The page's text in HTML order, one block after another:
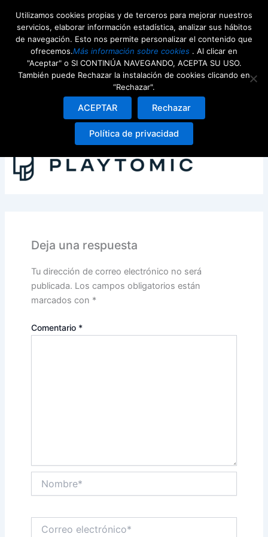
contenido
Playtomic_Logo_Horizontal_Navy_RGB-
1536×258
Deja un comentario / Por webdeenjoy/
Deja una respuesta
Tu dirección de correo electrónico no será
publicada. Los campos obligatorios están
marcados con *
Comentario *
electrónico*
Utilizamos cookies propias y de terceros para mejorar nuestros
servicios, elaborar información estadística, analizar sus hábitos
de navegación. Esto nos permite personalizar el contenido que
ofrecemos.Más información sobre cookies . Al clicar en
"Aceptar" o SI CONTINÚA NAVEGANDO, ACEPTA SU USO.
También puede Rechazar la instalación de cookies clicando en
“Rechazar".
ACEPTAR Rechazar
Política de privacidad